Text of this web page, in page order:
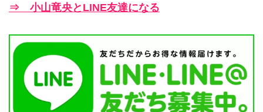
⇒ 小山竜央とLINE友達になる